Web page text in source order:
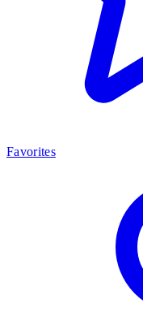
Favorites